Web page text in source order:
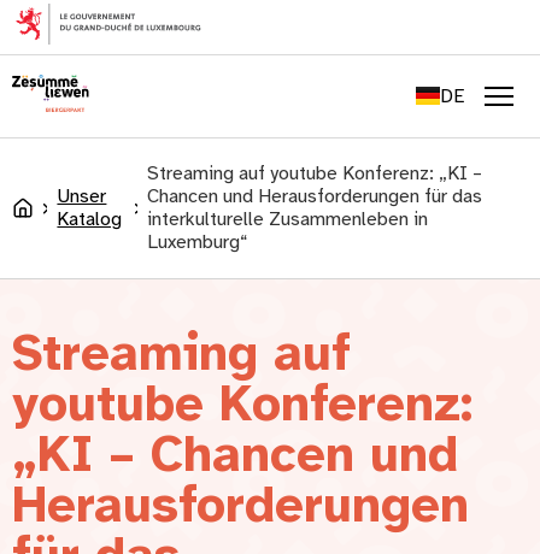
springen
DE
LU
Accueil
Unser
Katalog
Streaming auf youtube Konferenz: „KI –
Chancen und Herausforderungen für das
interkulturelle Zusammenleben in
Luxemburg“
Streaming auf
youtube Konferenz:
„KI – Chancen und
Herausforderungen